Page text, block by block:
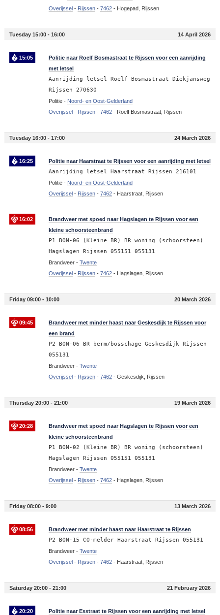
Overijssel- Rijssen- 7462- Hogepad, Rijssen
Tuesday 15:00 - 16:00 14 April 2026
15:05
Politie naar Roelf Bosmastraat te Rijssen voor een aanrijding
met letsel
Aanrijding letsel Roelf Bosmastraat Diekjansweg
Rijssen 270630
Politie - Noord- en Oost-Gelderland
Overijssel- Rijssen- 7462- Roelf Bosmastraat, Rijssen
Tuesday 16:00 - 17:00 24 March 2026
16:25 Politie naar Haarstraat te Rijssen voor een aanrijding met letsel
Aanrijding letsel Haarstraat Rijssen 216101
Politie - Noord- en Oost-Gelderland
Overijssel- Rijssen- 7462- Haarstraat, Rijssen
16:02
Brandweer met spoed naar Hagslagen te Rijssen voor een
kleine schoorsteenbrand
P1 BON-06 (Kleine BR) BR woning (schoorsteen)
Hagslagen Rijssen 055151 055131
Brandweer - Twente
Overijssel- Rijssen- 7462- Hagslagen, Rijssen
Friday 09:00 - 10:00 20 March 2026
09:45
Brandweer met minder haast naar Geskesdijk te Rijssen voor
een brand
P2 BON-06 BR berm/bosschage Geskesdijk Rijssen
055131
Brandweer - Twente
Overijssel- Rijssen- 7462- Geskesdijk, Rijssen
Thursday 20:00 - 21:00 19 March 2026
20:28
Brandweer met spoed naar Hagslagen te Rijssen voor een
kleine schoorsteenbrand
P1 BON-02 (Kleine BR) BR woning (schoorsteen)
Hagslagen Rijssen 055151 055131
Brandweer - Twente
Overijssel- Rijssen- 7462- Hagslagen, Rijssen
Friday 08:00 - 9:00 13 March 2026
08:56 Brandweer met minder haast naar Haarstraat te Rijssen
P2 BON-15 CO-melder Haarstraat Rijssen 055131
Brandweer - Twente
Overijssel- Rijssen- 7462- Haarstraat, Rijssen
Saturday 20:00 - 21:00 21 February 2026
20:20 Politie naar Esstraat te Rijssen voor een aanrijding met letsel